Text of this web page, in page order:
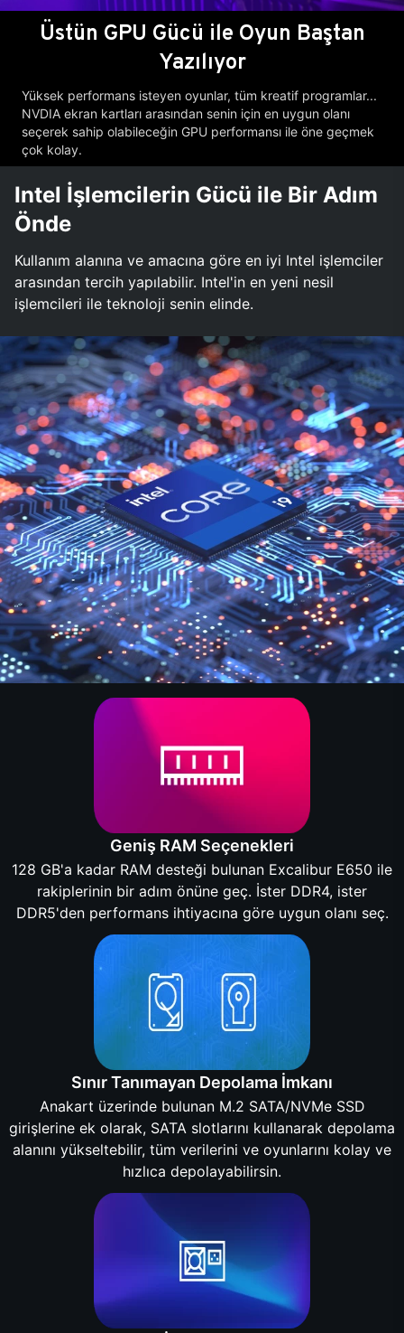
Üstün GPU Gücü ile Oyun Baştan
Yazılıyor
Yüksek performans isteyen oyunlar, tüm kreatif programlar...
NVDIA ekran kartları arasından senin için en uygun olanı
seçerek sahip olabileceğin GPU performansı ile öne geçmek
çok kolay.
Intel İşlemcilerin Gücü ile Bir Adım
Önde
Kullanım alanına ve amacına göre en iyi Intel işlemciler
arasından tercih yapılabilir. Intel'in en yeni nesil
işlemcileri ile teknoloji senin elinde.
Geniş RAM Seçenekleri
128 GB'a kadar RAM desteği bulunan Excalibur E650 ile
rakiplerinin bir adım önüne geç. İster DDR4, ister
DDR5'den performans ihtiyacına göre uygun olanı seç.
Sınır Tanımayan Depolama İmkanı
Anakart üzerinde bulunan M.2 SATA/NVMe SSD
girişlerine ek olarak, SATA slotlarını kullanarak depolama
alanını yükseltebilir, tüm verilerini ve oyunlarını kolay ve
hızlıca depolayabilirsin.